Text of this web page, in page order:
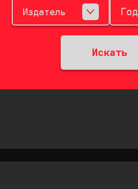
Издатель Год
Искать